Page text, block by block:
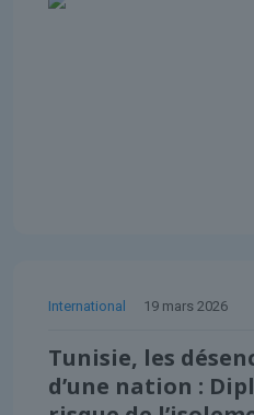
International 19 mars 2026
Tunisie, les
d’une nation :